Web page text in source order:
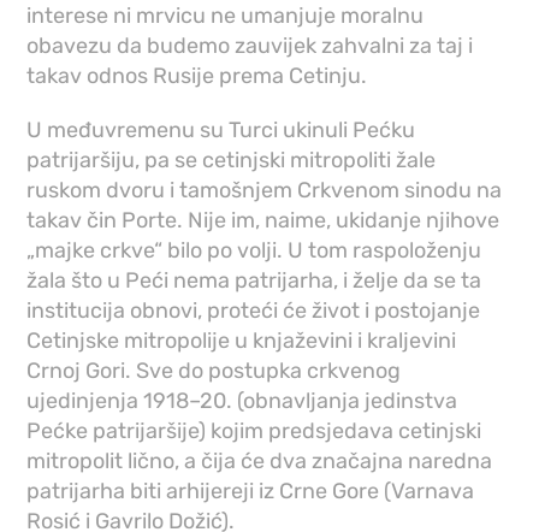
interese ni mrvicu ne umanjuje moralnu
obavezu da budemo zauvijek zahvalni za taj i
takav odnos Rusije prema Cetinju.
U međuvremenu su Turci ukinuli Pećku
patrijaršiju, pa se cetinjski mitropoliti žale
ruskom dvoru i tamošnjem Crkvenom sinodu na
takav čin Porte. Nije im, naime, ukidanje njihove
„majke crkve“ bilo po volji. U tom raspoloženju
žala što u Peći nema patrijarha, i želje da se ta
institucija obnovi, proteći će život i postojanje
Cetinjske mitropolije u knjaževini i kraljevini
Crnoj Gori. Sve do postupka crkvenog
ujedinjenja 1918–20. (obnavljanja jedinstva
Pećke patrijaršije) kojim predsjedava cetinjski
mitropolit lično, a čija će dva značajna naredna
patrijarha biti arhijereji iz Crne Gore (Varnava
Rosić i Gavrilo Dožić).